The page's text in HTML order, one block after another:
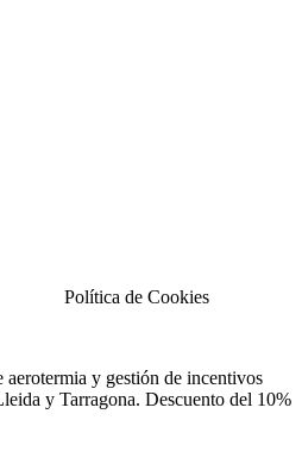
Política de Cookies
aerotermia y gestión de incentivos
y Tarragona. Descuento del 10%